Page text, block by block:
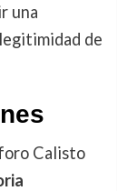
una
de
Calisto